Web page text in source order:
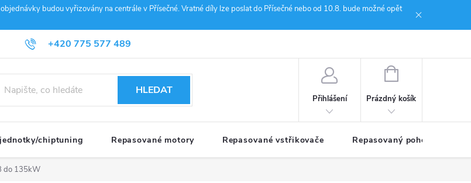
budou vyřizovány na centrále v Přísečné. Vratné díly lze poslat do Přísečné nebo od 10.8. bude možné opět
+420 775 577 489
info@janousek-motorsport.cz
Obchodní podmínky Reklamace
HLEDAT
Přihlášení
NÁKUPNÍ
Prázdný košík
chiptuning Repasované motory Repasované vstřikovače Repasovaný pohon TDM
do 135kW